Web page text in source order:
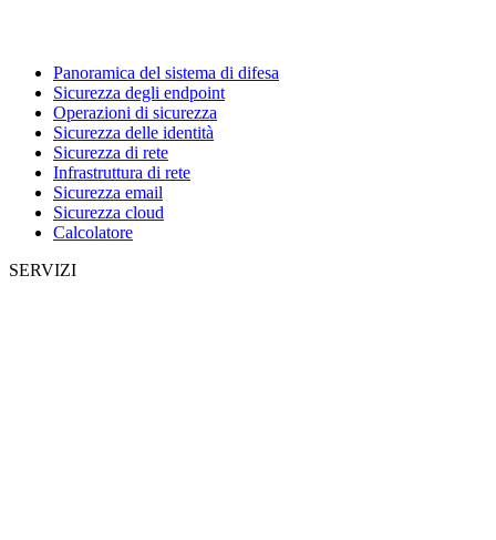
Panoramica del sistema di difesa
Sicurezza degli endpoint
Operazioni di sicurezza
Sicurezza delle identità
Sicurezza di rete
Infrastruttura di rete
Sicurezza email
Sicurezza cloud
Calcolatore
SERVIZI